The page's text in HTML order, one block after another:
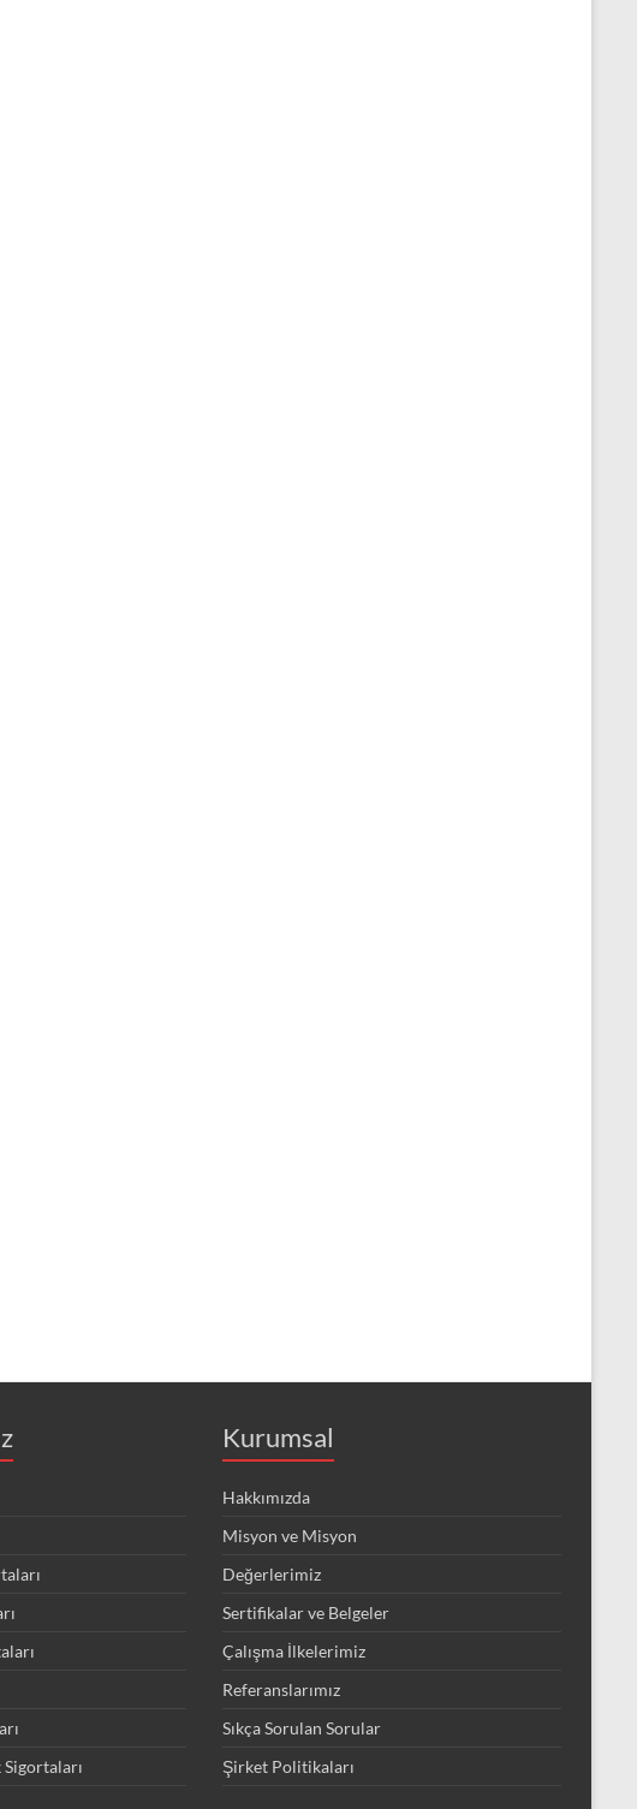
Sigortaları
Kurumsal
Hakkımızda
Misyon ve Misyon
Değerlerimiz
Sertifikalar ve Belgeler
Çalışma İlkelerimiz
Referanslarımız
Sıkça Sorulan Sorular
Şirket Politikaları